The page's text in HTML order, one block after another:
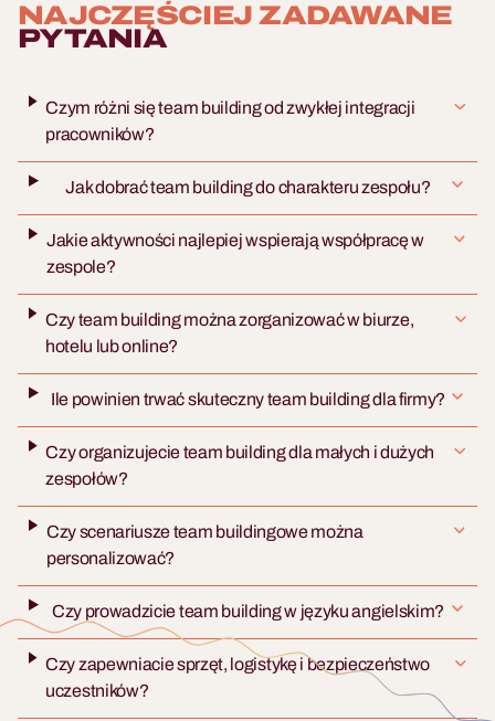
NAJCZĘŚCIEJ ZADAWANE
PYTANIA
Czym różni się team building od zwykłej integracji
pracowników?
Jak dobrać team building do charakteru zespołu?
Jakie aktywności najlepiej wspierają współpracę w
zespole?
Czy team building można zorganizować w biurze,
hotelu lub online?
Ile powinien trwać skuteczny team building dla firmy?
Czy organizujecie team building dla małych i dużych
zespołów?
Czy scenariusze team buildingowe można
personalizować?
Czy prowadzicie team building w języku angielskim?
Czy zapewniacie sprzęt, logistykę i bezpieczeństwo
uczestników?